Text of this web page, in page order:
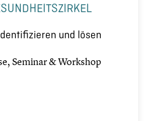
und lösen
Seminar & Workshop